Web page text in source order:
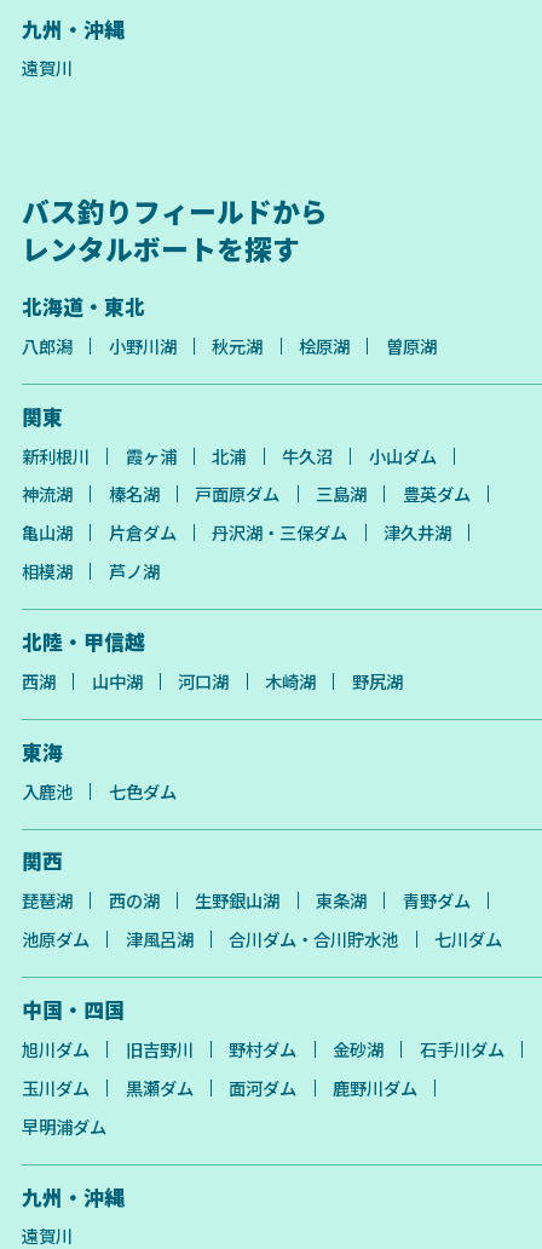
九州・沖縄
遠賀川
バス釣りフィールドから
レンタルボートを探す
北海道・東北
八郎潟 小野川湖 秋元湖 桧原湖 曽原湖
関東
新利根川 霞ヶ浦 北浦 牛久沼
小山ダム
神流湖
榛名湖 戸面原ダム 三島湖
豊英ダム
亀山湖
片倉ダム 丹沢湖・三保ダム
津久井湖
相模湖
芦ノ湖
北陸・甲信越
西湖 山中湖 河口湖 木崎湖 野尻湖
東海
入鹿池 七色ダム
関西
琵琶湖 西の湖 生野銀山湖 東条湖
青野ダム
池原ダム
津風呂湖 合川ダム・合川貯水池 七川ダム
中国・四国
旭川ダム 旧吉野川 野村ダム 金砂湖
石手川ダム
玉川ダム
黒瀬ダム 面河ダム
鹿野川ダム
早明浦ダム
九州・沖縄
遠賀川